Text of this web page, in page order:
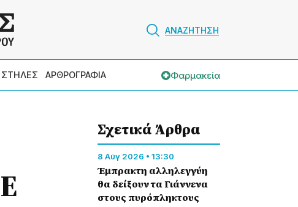
ΑΝΑΖΗΤΗΣΗ
ΣΤΗΛΕΣ ΑΡΘΡΟΓΡΑΦΙΑ Φαρμακεία
Σχετικά Άρθρα
8 Αύγ 2026 • 13:30
Έμπρακτη αλληλεγγύη
θα δείξουν τα Γιάννενα
στους πυρόπληκτους